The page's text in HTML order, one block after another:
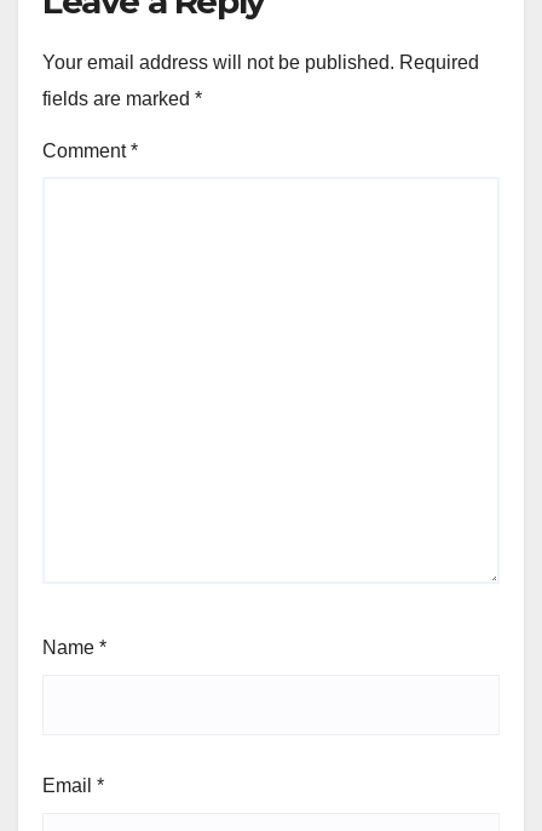
Your email address will not be published. Required
fields are marked *
Comment*
Name *
Email *